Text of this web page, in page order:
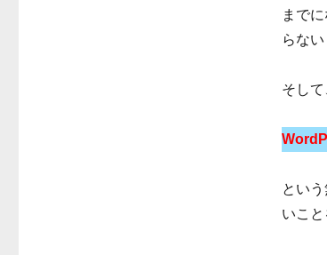
まで
らな
そし
とい
いこと